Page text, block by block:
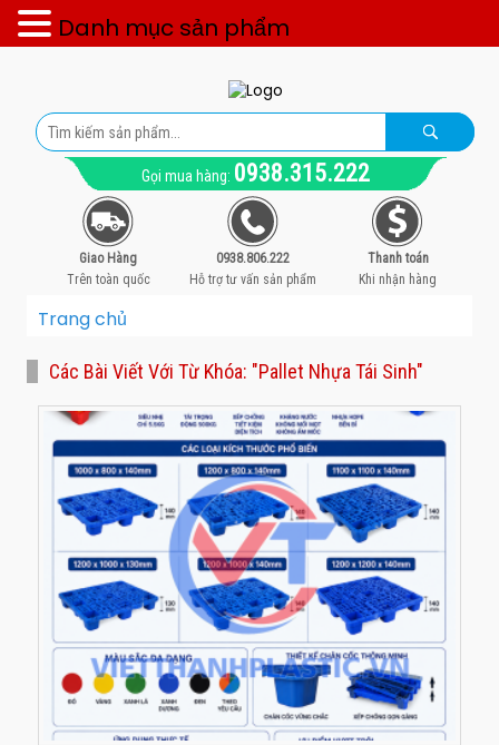
Gọi mua hàng: 0938.315.222
Giao Hàng
Trên toàn quốc
0938.806.222
Hỗ trợ tư vấn sản phẩm
Thanh toán
Khi nhận hàng
Trang chủ
Các Bài Viết Với Từ Khóa: "pallet Nhựa Tái Sinh"
Danh mục sản phẩm